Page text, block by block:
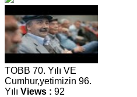
TOBB 70. Yılı VE
Cumhur,yetimizin 96.
Yılı Views : 92